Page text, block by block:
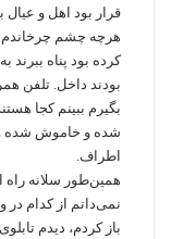
قرار بود اهل و عیال
هرچه چشم چرخاندم،
کرده بود پناه ببرند
بودند داخل. تلفن
بگیرم ببینم کجا
شده و خاموش شده و
اطراف.
همین‌طور سلانه راه
نمی‌دانم از کدام در
باز کردم، دیدم